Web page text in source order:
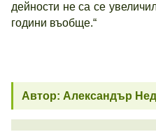
дейности не са се
години въобще.“
Автор: Александър